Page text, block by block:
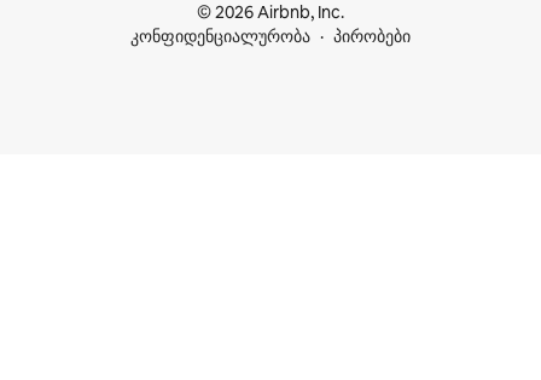
© 2026 Airbnb, Inc.
კონფიდენციალურობა
პირობები